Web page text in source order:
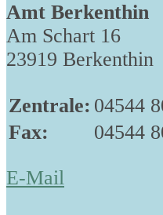
Amt Berkenthin
Am Schart 16
23919 Berkenthin
Zentrale: 04544
Fax:
04544
E-Mail